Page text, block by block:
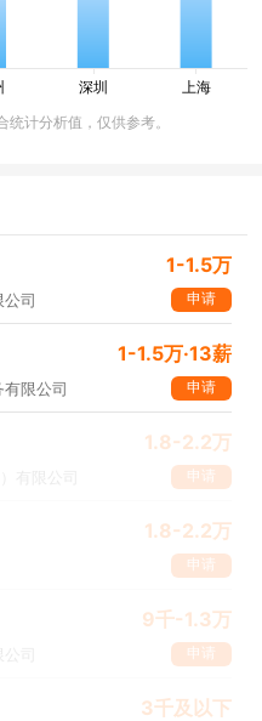
计分析值，仅供参考。
1-1.5万
司 申请
1-1.5万·13薪
限公司 申请
1.8-2.2万
申请
1.8-2.2万
申请
9千-1.3万
申请
3千及以下